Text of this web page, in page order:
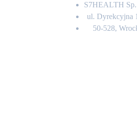
S7HEALTH Sp.
ul. Dyrekcyjna
50-528,